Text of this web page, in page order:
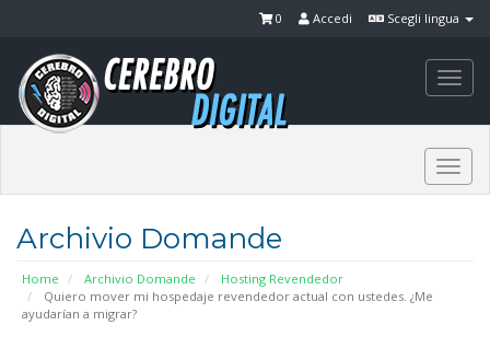
Scegli lingua
Accedi
0
Archivio Domande
Home Archivio Domande
Hosting Revendedor
Quiero mover mi hospedaje revendedor actual con ustedes. ¿Me
ayudarían a migrar?